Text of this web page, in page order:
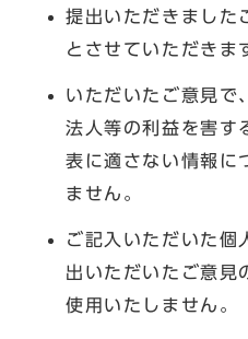
提出いただきました
とさせていただきま
いただいたご意見で
法人等の利益を害す
表に適さない情報に
ません。
ご記入いただいた個
出いただいたご意見
使用いたしません。